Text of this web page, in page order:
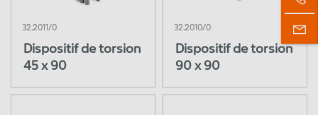
Éclairage
Accessoires
32.2011/0
Dispositif de torsion
45 x 90
32.2010/0
Dispositif de torsion
90 x 90